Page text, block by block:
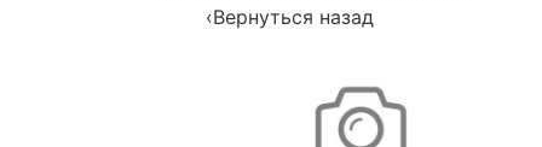
‹Вернуться назад